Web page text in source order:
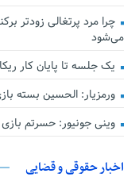
چرا مرد پرتغالی زودتر
می‌شود
یک جلسه تا پایان کار
ورمزیار: الحسین بسته
وینی جونیور: حسرتم بازی
اخبار حقوقی و قضایی